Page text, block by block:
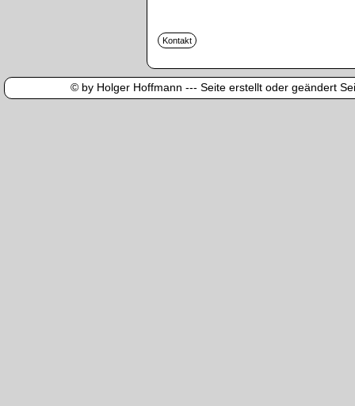
© by Holger Hoffmann --- Seite erstellt oder geändert